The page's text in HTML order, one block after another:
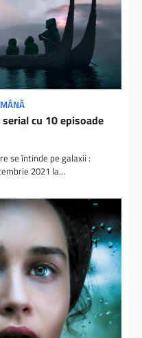
cu 10 episoade
se întinde pe galaxii :
2021 la…